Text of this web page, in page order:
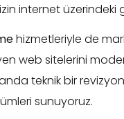
internet üzerindeki
hizmetleriyle de
web sitelerini
teknik bir
sunuyoruz.